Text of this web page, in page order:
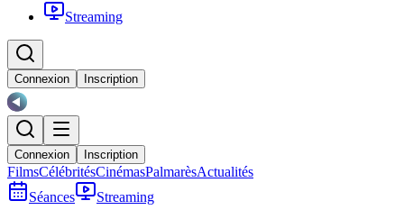
Streaming
Connexion Inscription
Connexion Inscription
FilmsCélébritésCinémasPalmarèsActualités
Séances
Streaming